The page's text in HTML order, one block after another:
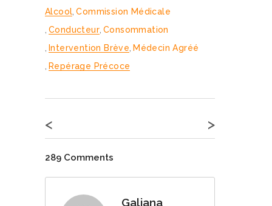
Alcool, Commission Médicale
, Conducteur, Consommation
, Intervention Brève, Médecin Agréé
, Repérage Précoce
< >
289 Comments
Galiana